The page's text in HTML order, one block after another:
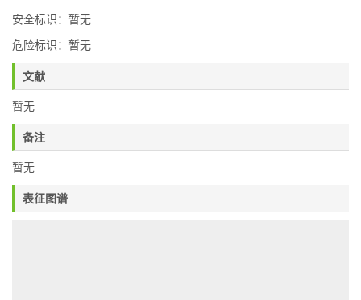
安全标识：暂无
危险标识：暂无
文献
暂无
备注
暂无
表征图谱